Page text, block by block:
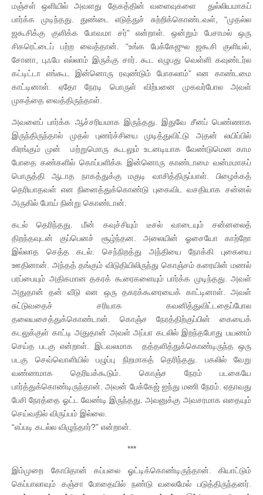
மஞ்சள் ஒளியில் அவளது தேகத்தின் வளைவுகளை துல்லியமாகப்
பார்க்க முடிந்தது. துண்டை எடுத்துச் சுற்றிக்கொண்டவள், “முதல்ல
ஜகூசிக்கு குளிக்க போவமா சர்” என்றாள். ஒன்றும் பேசாமல் ஒரு
சிகரெட்டைப் பற்ற வைத்தான். “உங்க பேக்கேஜுல ஜகூசி குளியல்,
சோனா, புஃபே எல்லாம் இருக்கு சார். கூட எழுபது வெள்ளி கவுண்டர்ல
கட்டிட்டா எங்கூட இன்னொரு ரவுண்டும் போகலாம்” என காண்டமை
காட்டினாள். ஏதோ நேரடி பொருள் விற்பனை முகவர்போல அவள்
முகத்தை வைத்திருந்தாள்.
அவளைப் பார்க்க ஆச்சரியமாக இருந்தது. இதுவே சீனப் பெண்ணாக
இருந்திருந்தால் முதல் புணர்ச்சியை முடித்துவிட்டு அதன் லயிப்பில்
கிரங்கும் முன் மற்றுமொரு கூடலும் உடனடியாக வேண்டுமென காம
போதை கண்களில் கொப்பளிக்க இன்னொரு காண்டாமை வன்மமாகப்
பொருத்தி ஆடாத நாகத்துக்கு மகுடி வாசித்திருப்பாள். பிழைக்கத்
தெரியாதவள் என நினைத்துக்கொண்டு புகைவிட வசதியாக சன்னல்
அருகில் போய் நின்று கொண்டான்.
கடல் தெரிந்தது. மீன் கவுச்சியும் டீசல் வாடையும் சன்னலைத்
திறந்தவுடன் குப்பெனச் சூழ்ந்தன. அலையின் ஓசையோ காற்றோ
இல்லாத செத்த கடல். செந்நிறத்து அந்தியை நோக்கி புகையை
ஊதினான். அந்தத் தங்கும் விடுதியிலிருந்து கொஞ்சம் கரையின் மணல்
பரப்பையும் அதிகமான தகரக் கூரைகளையும் பார்க்க முடிந்தது. அவள்
அதுதான் தன் வீடு என ஒரு தகரக்கூரையைக் காட்டினாள். அவள்
சுட்டுவதைச் சரியாக கவனித்துவிட்டதைப்போல
தலையசைத்துக்கொண்டான். கொஞ்ச நேரத்திற்குப்பின் கையைக்
கடலுக்குள் காட்டி அதுதான் அவள் அப்பா கடலில் இறந்தபோது பயணம்
செய்த படகு என்றாள். இடவலமாக தத்தளித்துக்கொண்டிருந்த ஒரு
படகு செவ்வொளியில் பழுப்பு நிறமாகத் தெரிந்தது. பகலில் வேறு
வண்ணமாக தெரியக்கூடும். கொஞ்ச நேரம் படகையே
பார்த்துக்கொண்டிருந்தான். அவன் பேக்கேஜ் ஐந்து மணி நேரம். ஏதாவது
பேசி நேரத்தை ஓட்ட வேண்டி இருந்தது. அவனுக்கு அவசரமாக எதையும்
செய்வதில் விருப்பம் இல்லை.
“எப்படி கடல்ல விழுந்தார்?” என்றான்.
***
இம்முறை கோபிதான் கப்பலை ஓட்டிக்கொண்டிருந்தான். கியாட்டும்
கெப்பாலாவும் கஞ்சா போதையில் நண்டு வலைமேல் படுத்திருந்தனர்.